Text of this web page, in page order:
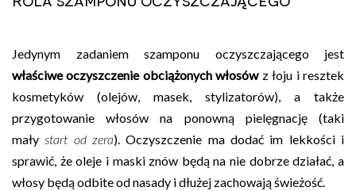
Jedynym zadaniem szamponu oczyszczającego jest
właściwe oczyszczenie obciążonych włosówz łoju i resztek
kosmetyków (olejów, masek, stylizatorów), a także
przygotowanie włosów na ponowną pielęgnację (taki
małystart od zera). Oczyszczenie ma dodać im lekkości i
sprawić, że oleje i maski znów będą na nie dobrze działać, a
włosy będą odbite od nasady i dłużej zachowają świeżość.